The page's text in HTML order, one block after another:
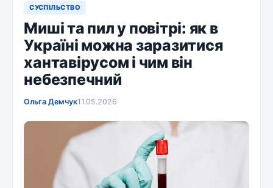
СУСПІЛЬСТВО
Миші та пил у повітрі: як в
Україні можна заразитися
хантавірусом і чим він
небезпечний
Ольга Демчук11.05.2026